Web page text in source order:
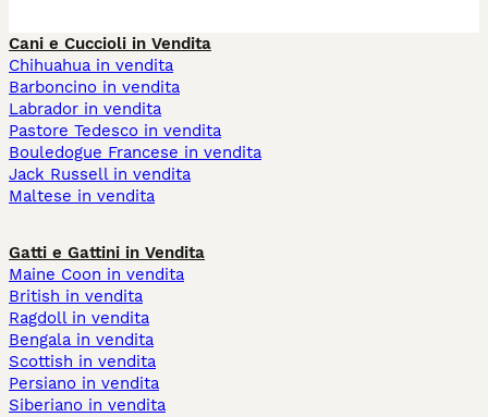
Cani e Cuccioli in Vendita
Chihuahua in vendita
Barboncino in vendita
Labrador in vendita
Pastore Tedesco in vendita
Bouledogue Francese in vendita
Jack Russell in vendita
Maltese in vendita
Gatti e Gattini in Vendita
Maine Coon in vendita
British in vendita
Ragdoll in vendita
Bengala in vendita
Scottish in vendita
Persiano in vendita
Siberiano in vendita